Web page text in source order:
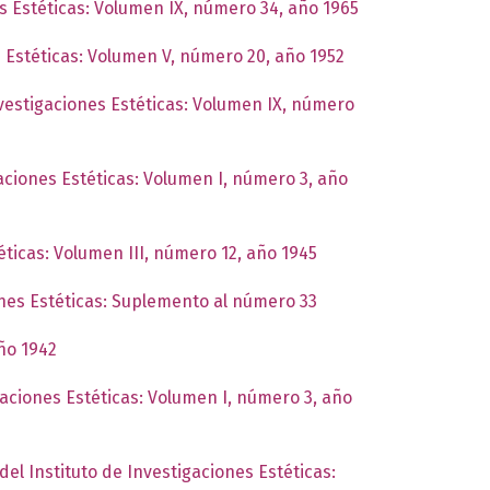
Volumen IX, número 34, año 1965
Volumen V, número 20, año 1952
Estéticas: Volumen IX, número
Estéticas: Volumen I, número 3, año
Volumen III, número 12, año 1945
Estéticas: Suplemento al número 33
1942
Estéticas: Volumen I, número 3, año
Instituto de Investigaciones Estéticas: